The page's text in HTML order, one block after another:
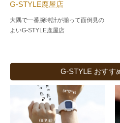
G-STYLE鹿屋店
大隅で一番腕時計が揃って面倒見の
よいG-STYLE鹿屋店
G-STYLE おすす